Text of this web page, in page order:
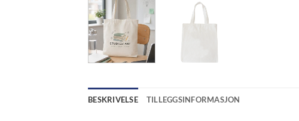
BESKRIVELSE TILLEGGSINFORMASJON